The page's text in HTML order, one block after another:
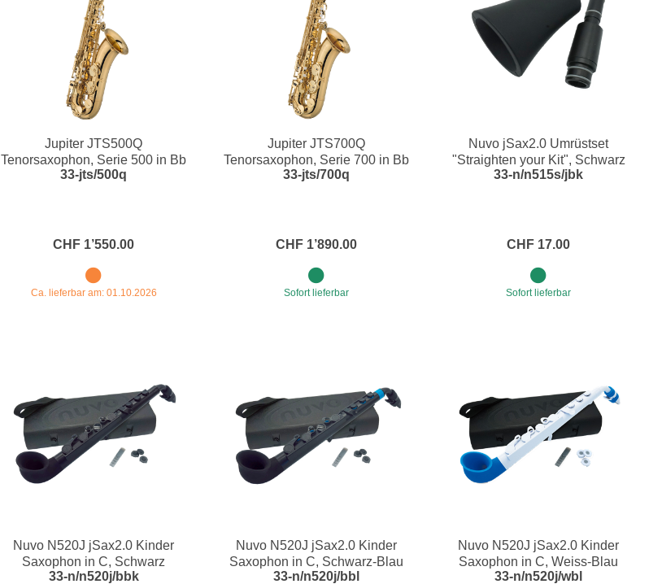
Jupiter JTS500Q
Tenorsaxophon, Serie 500 in Bb
33-jts/500q
CHF 1’550.00
Ca. lieferbar am: 01.10.2026
Jupiter JTS700Q
Tenorsaxophon, Serie 700 in Bb
33-jts/700q
CHF 1’890.00
Sofort lieferbar
Nuvo jSax2.0 Umrüstset
"Straighten your Kit", Schwarz
33-n/n515s/jbk
CHF 17.00
Sofort lieferbar
Nuvo N520J jSax2.0 Kinder
Saxophon in C, Schwarz
33-n/n520j/bbk
Nuvo N520J jSax2.0 Kinder
Saxophon in C, Schwarz-Blau
33-n/n520j/bbl
Nuvo N520J jSax2.0 Kinder
Saxophon in C, Weiss-Blau
33-n/n520j/wbl